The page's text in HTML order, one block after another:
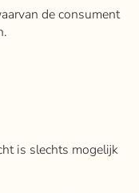
de consument
is slechts mogelijk